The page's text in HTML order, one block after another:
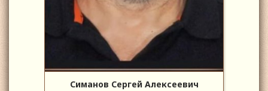
Симанов Сергей Алексеевич